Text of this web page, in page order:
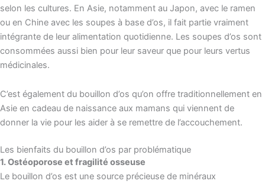
selon les cultures. En Asie, notamment au Japon, avec le ramen
ou en Chine avec les soupes à base d’os, il fait partie vraiment
intégrante de leur alimentation quotidienne. Les soupes d’os sont
consommées aussi bien pour leur saveur que pour leurs vertus
médicinales.
C’est également du bouillon d’os qu’on offre traditionnellement en
Asie en cadeau de naissance aux mamans qui viennent de
donner la vie pour les aider à se remettre de l’accouchement.
Les bienfaits du bouillon d’os par problématique
1. Ostéoporose et fragilité osseuse
Le bouillon d’os est une source précieuse de minéraux